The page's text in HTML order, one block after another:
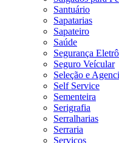
Santuário
Sapatarias
Sapateiro
Saúde
Segurança
Seguro Veícular
Seleção e
Self Service
Sementeira
Serigrafia
Serralharias
Serraria
Serviços